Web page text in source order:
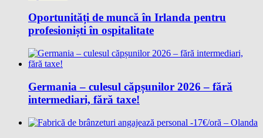
Oportunități de muncă în Irlanda pentru
profesioniști în ospitalitate
Germania – culesul căpșunilor 2026 – fără
intermediari, fără taxe!